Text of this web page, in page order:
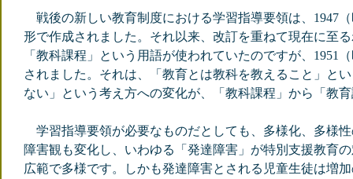
戦後の新しい教育制度における学習指導要領は、1947
形で作成されました。それ以来、改訂を重ねて現在に至
「教科課程」という用語が使われていたのですが、
されました。それは、「教育とは教科を教えること」と
ない」という考え方への変化が、「教科課程」から「教
学習指導要領が必要なものだとしても、多様化、多様
障害観も変化し、いわゆる「発達障害」が特別支援教育
広範で多様です。しかも発達障害とされる児童生徒は増